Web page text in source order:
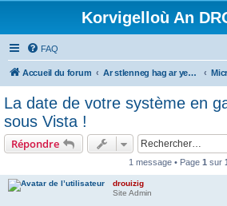
Korvigelloù An
FAQ
Accueil du forum Ar stlenneg hag ar yezhoù bihan er bed a-bezh
La date de votre système en
sous Vista !
Répondre
1 message • Page 1 sur
drouizig
Site Admin